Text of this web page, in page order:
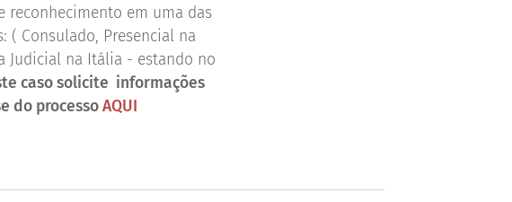
reconhecimento em uma das
( Consulado, Presencial na
Judicial na Itália - estando no
caso solicite informações
do processoAQUI